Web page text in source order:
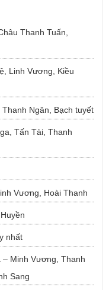
Thanh Tuấn,
Linh Vương, Kiều
Ngân, Bạch tuyết
Tấn Tài, Thanh
Vương, Hoài Thanh
nhất
Minh Vương, Thanh
Sang